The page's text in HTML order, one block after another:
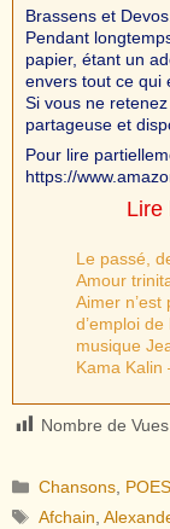
Brassens et Devos.
Pendant
papier, étant un
envers tout ce qui
Si vous ne retenez
partageuse et
Pour lire
https://
Lire
Le passé,
Amour
Aimer
d’emploi
musique
Kama Kalin
Nombre de
Catégories
Chansons
Étiquettes
Afchain ,